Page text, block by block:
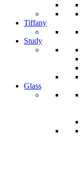
Tiffany
Study
Glass